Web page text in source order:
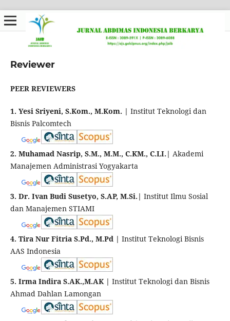
Reviewer
PEER REVIEWERS
1. Yesi Sriyeni, S.Kom., M.Kom. | Institut Teknologi dan
Bisnis Palcomtech
2. Muhamad Nasrip, S.M., M.M., C.KM., C.LI.| Akademi
Manajemen Administrasi Yogyakarta
3. Dr. Ivan Budi Susetyo, S.AP, M.Si.| Institut Ilmu Sosial
dan Manajemen STIAMI
4. Tira Nur Fitria S.Pd., M.Pd | Institut Teknologi Bisnis
AAS Indonesia
5. Irma Indira S.AK.,M.AK | Institut Teknologi dan Bisnis
Ahmad Dahlan Lamongan